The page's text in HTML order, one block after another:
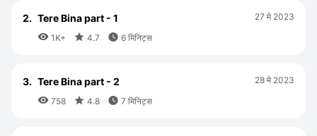
2. Tere Bina part - 1
 1K+  4.7  6 मिनिट्स
27 मे 2023
3. Tere Bina part - 2
 758  4.8  7 मिनिट्स
28 मे 2023